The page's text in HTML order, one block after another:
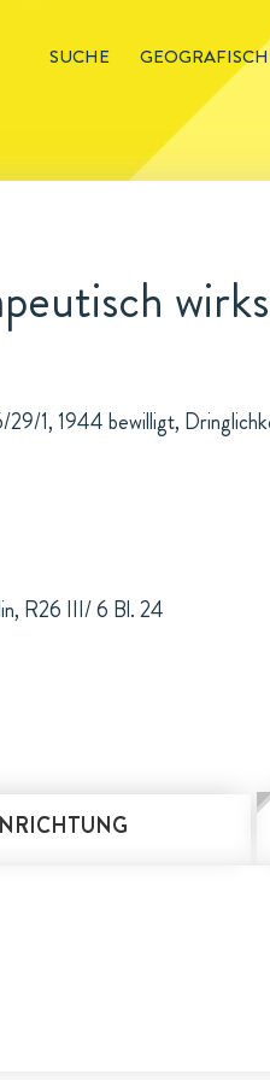
SUCHE
1, 1944 bewilligt,
R26 III/ 6 Bl. 24